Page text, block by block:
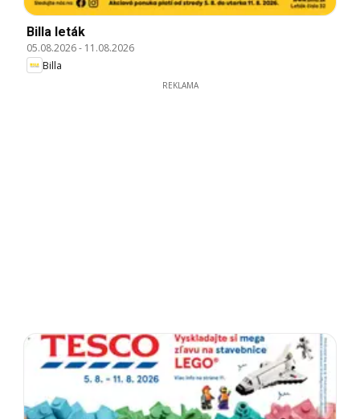
Billa leták
05.08.2026- 11.08.2026
Billa
REKLAMA